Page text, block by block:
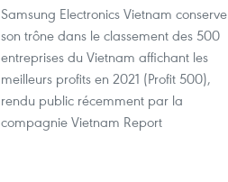
Samsung Electronics Vietnam conserve
son trône dans le classement des 500
entreprises du Vietnam affichant les
meilleurs profits en 2021 (Profit 500),
rendu public récemment par la
compagnie Vietnam Report